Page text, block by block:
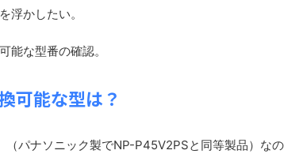
浮かしたい。
能な型番の確認。
可能な型は？
（パナソニック製でNP-P45V2PSと同等製品）なの